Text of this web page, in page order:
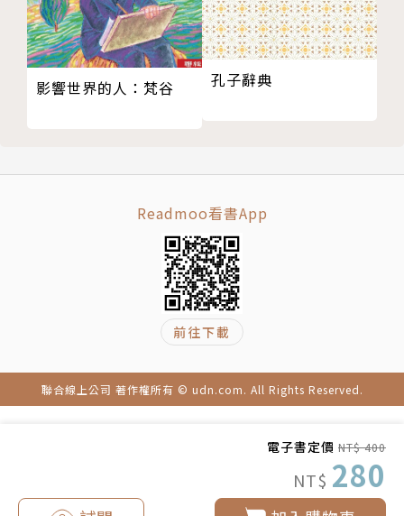
電子書定價 NT$ 400
NT$ 280
影響世界的人：梵谷 孔子辭典
Readmoo看書App
前往下載
聯合線上公司 著作權所有 © udn.com. All Rights Reserved.